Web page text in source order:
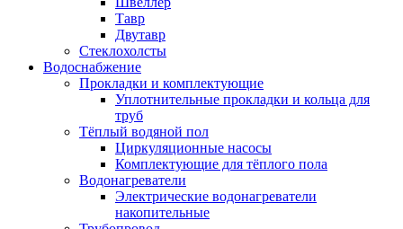
Тавр
Двутавр
Стеклохолсты
Водоснабжение
Прокладки и комплектующие
Уплотнительные прокладки и кольца для
труб
Тёплый водяной пол
Циркуляционные насосы
Комплектующие для тёплого пола
Водонагреватели
Электрические водонагреватели
накопительные